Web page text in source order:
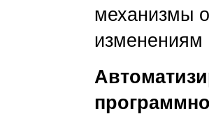
механизмы
изменениям